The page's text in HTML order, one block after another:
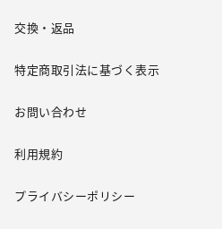
交換・返品
特定商取引法に基づく表示
お問い合わせ
利用規約
プライバシーポリシー